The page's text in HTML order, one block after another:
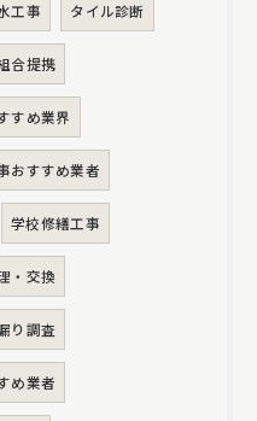
工事 タイル診断
合提携
すめ業界
おすすめ業者
学校修繕工事
・交換
り調査
め業者